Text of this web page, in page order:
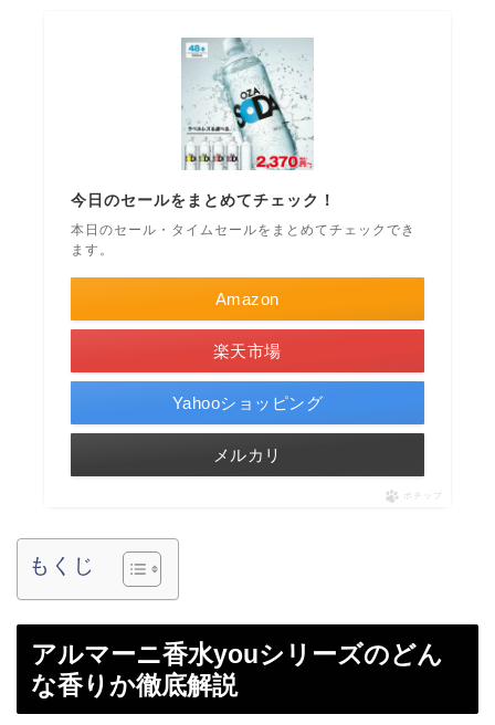
今日のセールをまとめてチェック！
本日のセール・タイムセールをまとめてチェックでき
ます。
Amazon
楽天市場
Yahooショッピング
メルカリ
ポチップ
もくじ
アルマーニ香水youシリーズのどん
な香りか徹底解説